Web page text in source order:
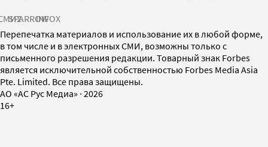
SPARROWINFOX
Перепечатка материалов и использование их в любой форме,
в том числе и в электронных СМИ, возможны только с
письменного разрешения редакции. Товарный знак Forbes
является исключительной собственностью Forbes Media Asia
Pte. Limited. Все права защищены.
AO «АС Рус Медиа» · 2026
16+